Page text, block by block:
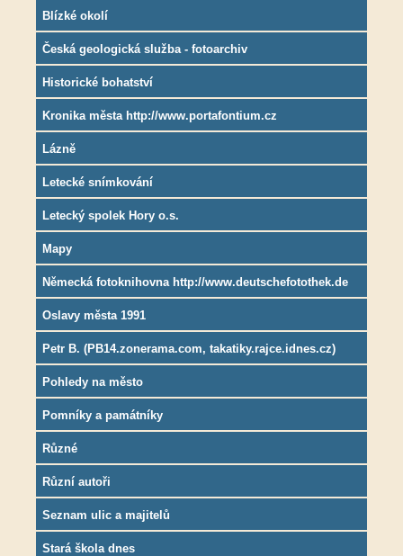
Blízké okolí
Česká geologická služba - fotoarchiv
Historické bohatství
Kronika města http://www.portafontium.cz
Lázně
Letecké snímkování
Letecký spolek Hory o.s.
Mapy
Německá fotoknihovna http://www.deutschefotothek.de
Oslavy města 1991
Petr B. (PB14.zonerama.com, takatiky.rajce.idnes.cz)
Pohledy na město
Pomníky a památníky
Různé
Různí autoři
Seznam ulic a majitelů
Stará škola dnes